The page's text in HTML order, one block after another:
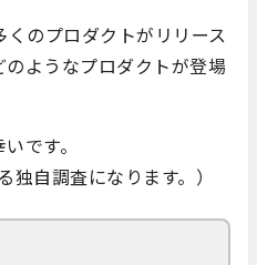
のプロダクトがリリース
ようなプロダクトが登場
です。
独自調査になります。）